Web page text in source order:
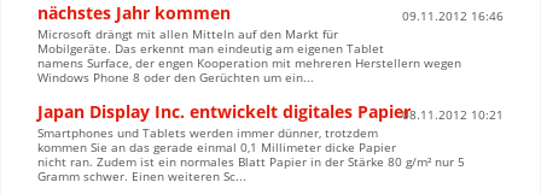
nächstes Jahr kommen
09.11.2012 16:46
Microsoft drängt mit allen Mitteln auf den Markt für
Mobilgeräte. Das erkennt man eindeutig am eigenen Tablet
namens Surface, der engen Kooperation mit mehreren Herstellern wegen
Windows Phone 8 oder den Gerüchten um ein...
Japan Display Inc. entwickelt digitales Papier08.11.2012 10:21
Smartphones und Tablets werden immer dünner, trotzdem
kommen Sie an das gerade einmal 0,1 Millimeter dicke Papier
nicht ran. Zudem ist ein normales Blatt Papier in der Stärke 80 g/m² nur 5
Gramm schwer. Einen weiteren Sc...